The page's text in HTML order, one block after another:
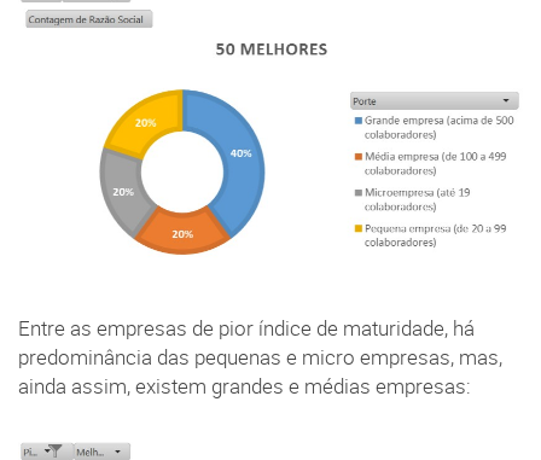
Entre as empresas de pior índice de maturidade, há
predominância das pequenas e micro empresas, mas,
ainda assim, existem grandes e médias empresas: